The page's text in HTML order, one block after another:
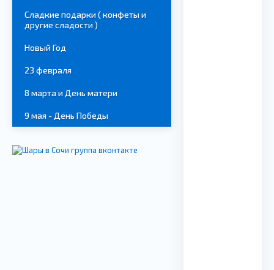
Сладкие подарки ( конфеты и
другие сладости )
Новый Год
23 февраля
8 марта и День матери
9 мая - День Победы